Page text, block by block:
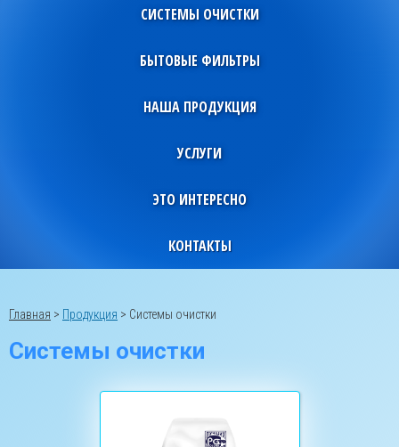
СИСТЕМЫ ОЧИСТКИ
БЫТОВЫЕ ФИЛЬТРЫ
НАША ПРОДУКЦИЯ
УСЛУГИ
ЭТО ИНТЕРЕСНО
КОНТАКТЫ
Главная > Продукция > Системы очистки
Системы очистки